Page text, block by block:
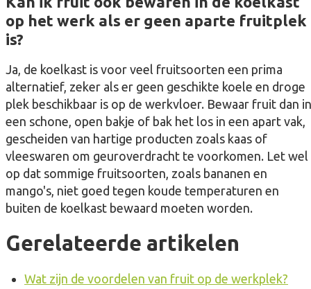
op het werk als er geen aparte fruitplek
is?
Ja, de koelkast is voor veel fruitsoorten een prima
alternatief, zeker als er geen geschikte koele en droge
plek beschikbaar is op de werkvloer. Bewaar fruit dan in
een schone, open bakje of bak het los in een apart vak,
gescheiden van hartige producten zoals kaas of
vleeswaren om geuroverdracht te voorkomen. Let wel
op dat sommige fruitsoorten, zoals bananen en
mango's, niet goed tegen koude temperaturen en
buiten de koelkast bewaard moeten worden.
Gerelateerde artikelen
Wat zijn de voordelen van fruit op de werkplek?